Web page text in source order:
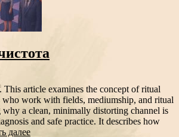
article examines the concept of ritual
work with fields, mediumship, and ritual
why a clean, minimally distorting channel is
and safe practice. It describes how
далее